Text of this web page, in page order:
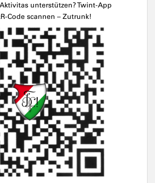
unterstützen? Twint-App
Code scannen – Zutrunk!